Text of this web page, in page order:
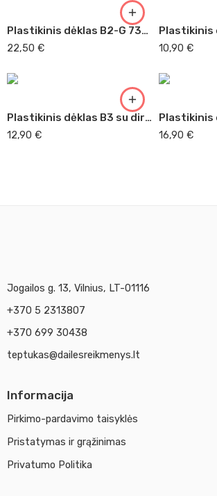
Plastikinis dėklas B2-G 73x52x8
22,50 €
10,90 €
Plastikinis dėklas B3 su diržu 52x36x3
12,90 €
16,90 €
Jogailos g. 13, Vilnius, LT-01116
+370 5 2313807
+370 699 30438
teptukas@dailesreikmenys.lt
Informacija
Pirkimo-pardavimo taisyklės
Pristatymas ir grąžinimas
Privatumo Politika